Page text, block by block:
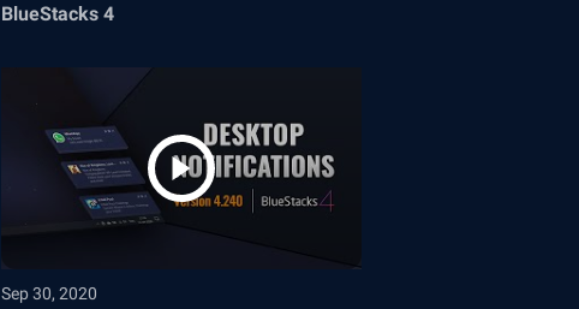
BlueStacks 4
Sep 30, 2020